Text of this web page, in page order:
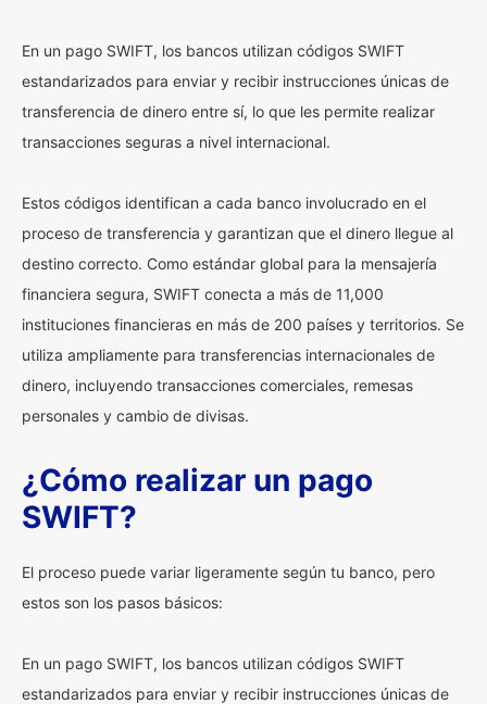
En un pago SWIFT, los bancos utilizan códigos SWIFT
estandarizados para enviar y recibir instrucciones únicas de
transferencia de dinero entre sí, lo que les permite realizar
transacciones seguras a nivel internacional.
Estos códigos identifican a cada banco involucrado en el
proceso de transferencia y garantizan que el dinero llegue al
destino correcto. Como estándar global para la mensajería
financiera segura, SWIFT conecta a más de 11,000
instituciones financieras en más de 200 países y territorios. Se
utiliza ampliamente para transferencias internacionales de
dinero, incluyendo transacciones comerciales, remesas
personales y cambio de divisas.
¿Cómo realizar un pago
SWIFT?
El proceso puede variar ligeramente según tu banco, pero
estos son los pasos básicos:
En un pago SWIFT, los bancos utilizan códigos SWIFT
estandarizados para enviar y recibir instrucciones únicas de